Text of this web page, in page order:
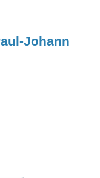
Johann